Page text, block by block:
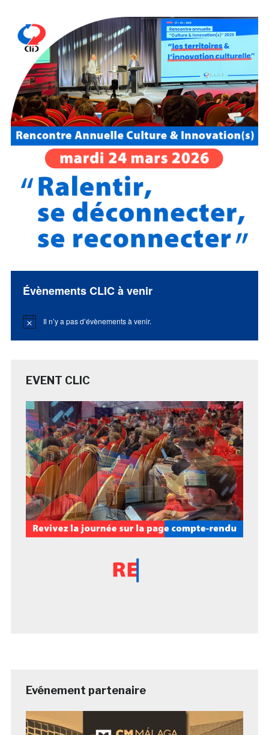
Évènements CLIC à venir
Notice Il n’y a pas d’évènements à venir.
EVENT CLIC
Evénement partenaire